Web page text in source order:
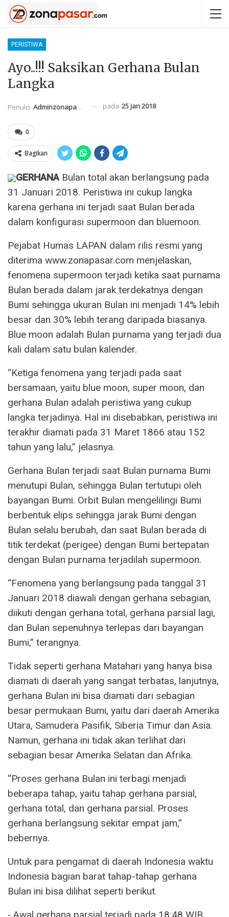
PERISTIWA
Ayo..!!! Saksikan Gerhana Bulan
Langka
Penulis Adminzonapasar pada 25 Jan 2018
0
Bagikan
GERHANA Bulan total akan berlangsung pada
31 Januari 2018. Peristiwa ini cukup langka
karena gerhana ini terjadi saat Bulan berada
dalam konfigurasi supermoon dan bluemoon.
Pejabat Humas LAPAN dalam rilis resmi yang
diterima www.zonapasar.com menjelaskan,
fenomena supermoon terjadi ketika saat purnama
Bulan berada dalam jarak terdekatnya dengan
Bumi sehingga ukuran Bulan ini menjadi 14% lebih
besar dan 30% lebih terang daripada biasanya.
Blue moon adalah Bulan purnama yang terjadi dua
kali dalam satu bulan kalender.
“Ketiga fenomena yang terjadi pada saat
bersamaan, yaitu blue moon, super moon, dan
gerhana Bulan adalah peristiwa yang cukup
langka terjadinya. Hal ini disebabkan, peristiwa ini
terakhir diamati pada 31 Maret 1866 atau 152
tahun yang lalu,” jelasnya.
Gerhana Bulan terjadi saat Bulan purnama Bumi
menutupi Bulan, sehingga Bulan tertutupi oleh
bayangan Bumi. Orbit Bulan mengelilingi Bumi
berbentuk elips sehingga jarak Bumi dengan
Bulan selalu berubah, dan saat Bulan berada di
titik terdekat (perigee) dengan Bumi bertepatan
dengan Bulan purnama terjadilah supermoon.
“Fenomena yang berlangsung pada tanggal 31
Januari 2018 diawali dengan gerhana sebagian,
diikuti dengan gerhana total, gerhana parsial lagi,
dan Bulan sepenuhnya terlepas dari bayangan
Bumi,” terangnya.
Tidak seperti gerhana Matahari yang hanya bisa
diamati di daerah yang sangat terbatas, lanjutnya,
gerhana Bulan ini bisa diamati dari sebagian
besar permukaan Bumi, yaitu dari daerah Amerika
Utara, Samudera Pasifik, Siberia Timur dan Asia.
Namun, gerhana ini tidak akan terlihat dari
sebagian besar Amerika Selatan dan Afrika.
“Proses gerhana Bulan ini terbagi menjadi
beberapa tahap, yaitu tahap gerhana parsial,
gerhana total, dan gerhana parsial. Proses
gerhana berlangsung sekitar empat jam,”
bebernya.
Untuk para pengamat di daerah Indonesia waktu
Indonesia bagian barat tahap-tahap gerhana
Bulan ini bisa dilihat seperti berikut.
⁃ Awal gerhana parsial terjadi pada 18:48 WIB